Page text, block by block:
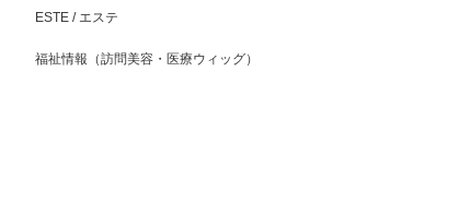
ESTE / エステ
福祉情報（訪問美容・医療ウィッグ）